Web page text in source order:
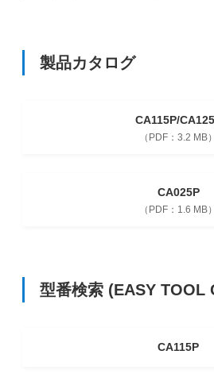
製品カタログ
CA115P/
3.2 MB
CA025P
1.6 MB
型番検索 (EASY TOOL
CA115P